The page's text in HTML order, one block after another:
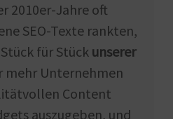
2010er-Jahre oft
SEO-Texte rankten,
für Stück unserer
mehr Unternehmen
Content
auszugeben, und